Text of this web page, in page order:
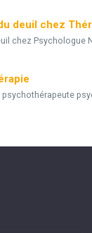
deuil chez
chez Psychologue